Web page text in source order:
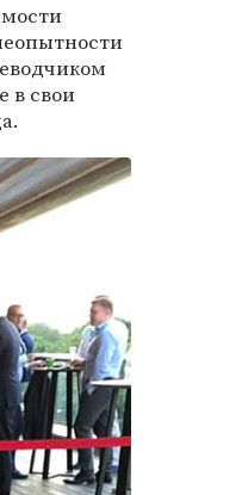
в свои